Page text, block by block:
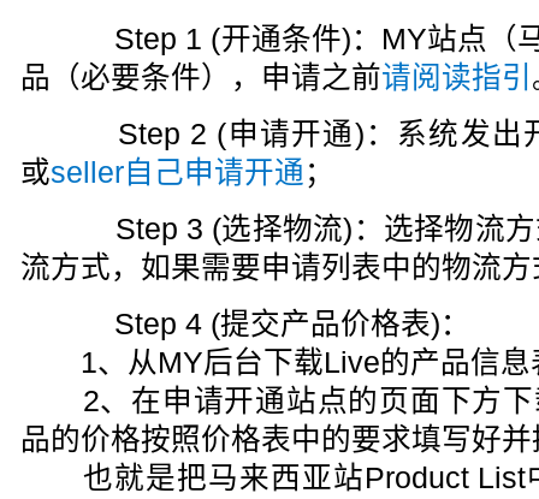
Step 1 (开通条件)：MY站点（
品（必要条件），申请之前请阅读指引
Step 2 (申请开通)：系统发出
或seller自己申请开通 ；
Step 3 (选择物流)：选择物流方
流方式，如果需要申请列表中的物流方
Step 4 (提交产品价格表)：
1、从MY后台下载Live的产品信息
2、在申请开通站点的页面下方下
品的价格按照价格表中的要求填写好
也就是把马来西亚站Product List